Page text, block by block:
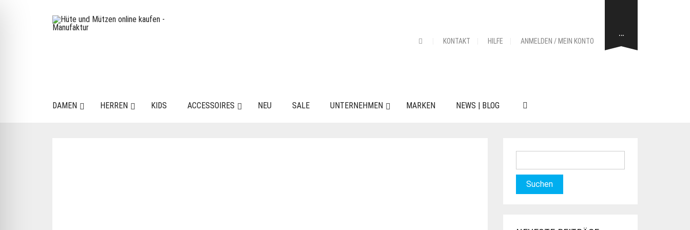
KONTAKT HILFE ANMELDEN / MEIN KONTO
…
DAMEN HERREN KIDS ACCESSOIRES NEU SALE UNTERNEHMEN MARKEN NEWS | BLOG